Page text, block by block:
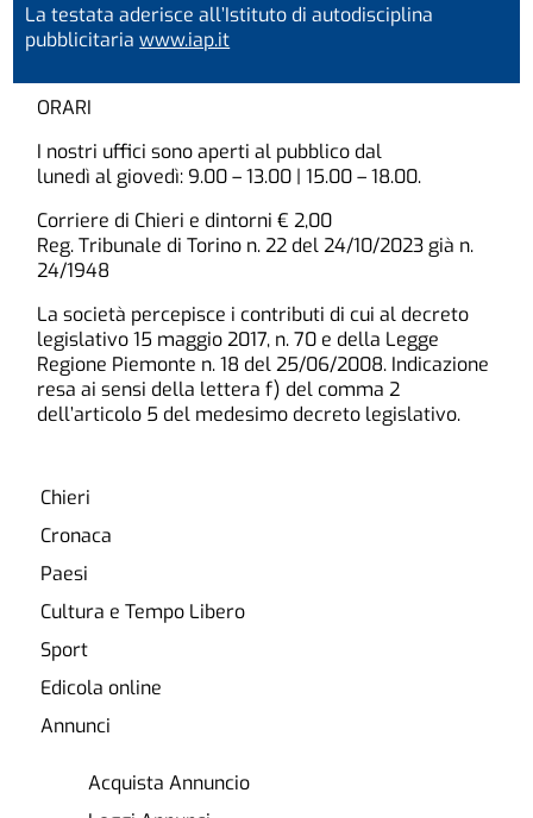
La testata aderisce all’Istituto di autodisciplina
pubblicitariawww.iap.it
ORARI
I nostri uffici sono aperti al pubblico dal
lunedì al giovedì: 9.00 – 13.00 | 15.00 – 18.00.
Corriere di Chieri e dintorni € 2,00
Reg. Tribunale di Torino n. 22 del 24/10/2023 già n.
24/1948
La società percepisce i contributi di cui al decreto
legislativo 15 maggio 2017, n. 70 e della Legge
Regione Piemonte n. 18 del 25/06/2008. Indicazione
resa ai sensi della lettera f) del comma 2
dell’articolo 5 del medesimo decreto legislativo.
Chieri
Cronaca
Paesi
Cultura e Tempo Libero
Sport
Edicola online
Annunci
Acquista Annuncio